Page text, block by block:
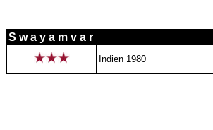
S w a y a m v a r
Indien 1980